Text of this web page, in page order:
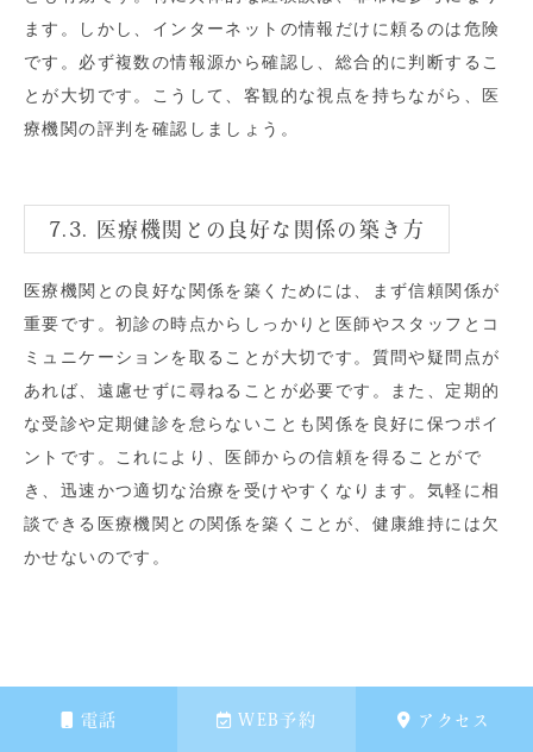
電話 WEB予約 アクセス
ます。しかし、インターネットの情報だけに頼るのは危険
です。必ず複数の情報源から確認し、総合的に判断するこ
とが大切です。こうして、客観的な視点を持ちながら、医
療機関の評判を確認しましょう。
7.3. 医療機関との良好な関係の築き方
医療機関との良好な関係を築くためには、まず信頼関係が
重要です。初診の時点からしっかりと医師やスタッフとコ
ミュニケーションを取ることが大切です。質問や疑問点が
あれば、遠慮せずに尋ねることが必要です。また、定期的
な受診や定期健診を怠らないことも関係を良好に保つポイ
ントです。これにより、医師からの信頼を得ることがで
き、迅速かつ適切な治療を受けやすくなります。気軽に相
談できる医療機関との関係を築くことが、健康維持には欠
かせないのです。